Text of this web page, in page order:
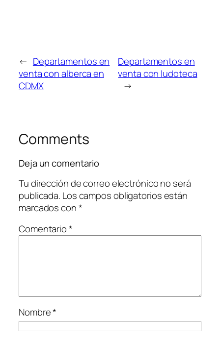
← Departamentos en
venta con alberca en
CDMX
Departamentos en
venta con ludoteca
→
Comments
Deja un comentario
Tu dirección de correo electrónico no será
publicada. Los campos obligatorios están
marcados con*
Comentario*
Nombre*